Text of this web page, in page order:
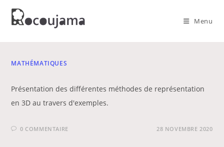
Skip
Menu
MATHÉMATIQUES
Présentation des différentes méthodes de représentation
en 3D au travers d'exemples.
0 COMMENTAIRE 28 NOVEMBRE 2020